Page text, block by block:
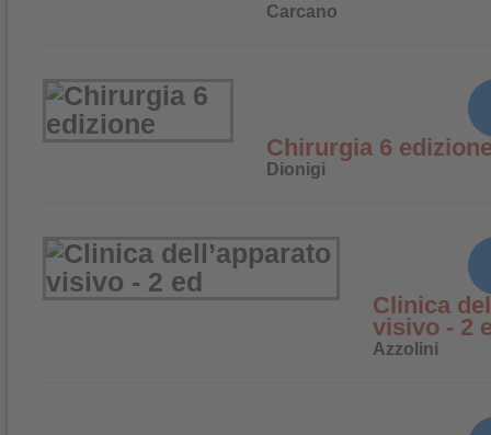
Carcano
Chirurgia 6
Dionigi
Clinica
visivo - 2
Azzolini